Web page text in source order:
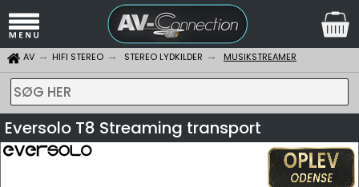
AV HIFI STEREO STEREO LYDKILDER MUSIKSTREAMER
SØG HER
Eversolo T8 Streaming transport